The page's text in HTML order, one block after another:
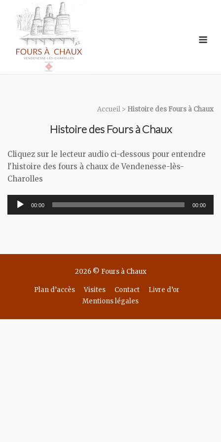
content
Accueil > Histoire des Fours à Chaux
Histoire des Fours à Chaux
Cliquez sur le lecteur audio ci-dessous pour entendre
l'histoire des fours à chaux de Vendenesse-lès-
Charolles
Lecteur
00:00 00:00
2026 © Fours à Chaux
Plan d’accès Visites Contact
Livre d’or
Mentions légales